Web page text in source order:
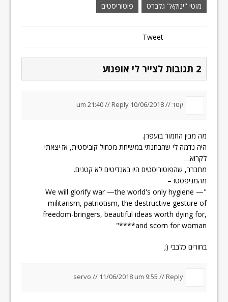
מוטי "ינוקא" גלברט פוטוריסטים
Tweet
2 תגובות לצייר לי אופנוע
קסד //10/06/2018 um 21:40
//Reply
מה מבין החמור בזעפרן.
היה נדמה לי שהבחנתי במשיחת מכחול קוביסטית, אז יצאתי
לקרוא…
מתברר, שהפוטוריסטים היו באנדיטים לא קטנים.
מהמניפסטו –
"We will glorify war —the world's only hygiene —
militarism, patriotism, the destructive gesture of
freedom-bringers, beautiful ideas worth dying for,
**and scorn for woman**"
בחורים כלבבי (;
servo // 11/06/2018 um 9:55 //Reply